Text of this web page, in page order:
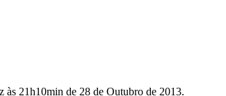
21h10min de 28 de Outubro de 2013.